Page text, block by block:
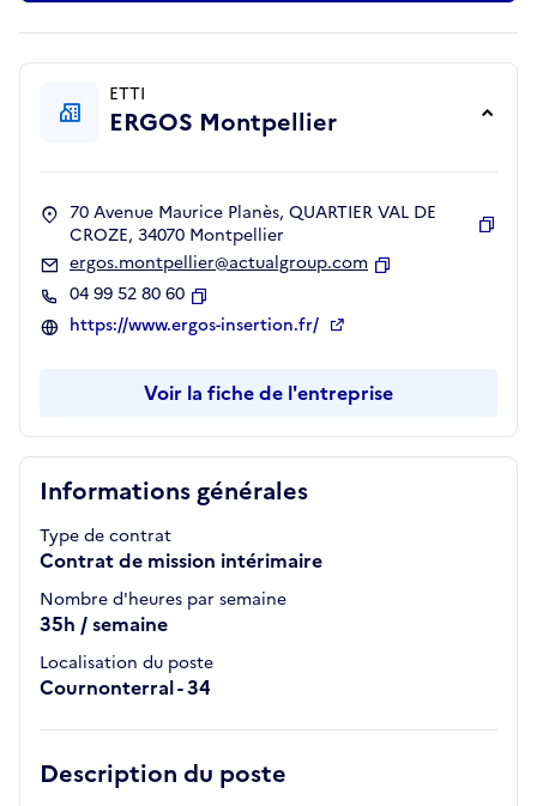
Informations générales
Type de contrat
Contrat de mission intérimaire
Nombre d'heures par semaine
35h / semaine
Localisation du poste
Cournonterral - 34
Description du poste
ETTI
ERGOS Montpellier
70 Avenue Maurice Planès, QUARTIER VAL DE
CROZE, 34070 Montpellier
ergos.montpellier@actualgroup.com
04 99 52 80 60
Copier
https://www.ergos-insertion.fr/
Voir la fiche de l'entreprise